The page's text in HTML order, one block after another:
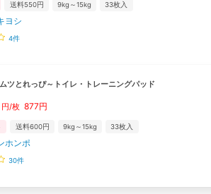
送料550円 9kg～15kg 33枚入
ヨシ
4件
ツとれっぴ～トイレ・トレーニングパッド
円/枚 877円
送料600円 9kg～15kg 33枚入
ホンポ
30件